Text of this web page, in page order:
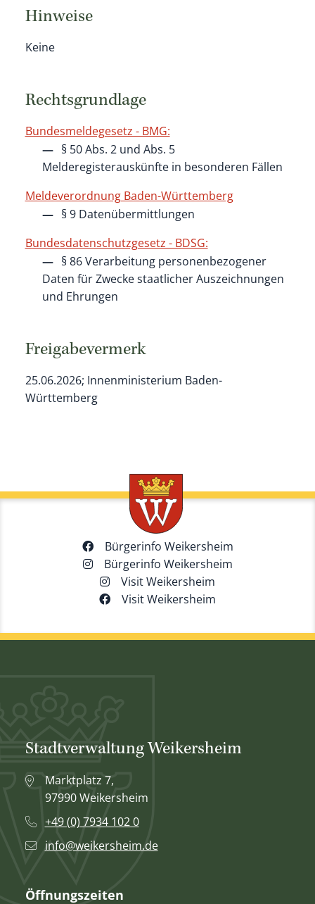
Hinweise
Keine
Rechtsgrundlage
Bundesmeldegesetz - BMG:
§ 50 Abs. 2 und Abs. 5
Melderegisterauskünfte in besonderen Fällen
Meldeverordnung Baden-Württemberg
§ 9Datenübermittlungen
Bundesdatenschutzgesetz - BDSG:
§ 86 Verarbeitung personenbezogener
Daten für Zwecke staatlicher Auszeichnungen
und Ehrungen
Freigabevermerk
25.06.2026; Innenministerium Baden-
Württemberg
Bürgerinfo Weikersheim
Bürgerinfo Weikersheim
Visit Weikersheim
Visit Weikersheim
Stadtverwaltung Weikersheim
Marktplatz 7,
97990 Weikersheim
+49 (0) 7934 102 0
info@weikersheim.de
Öffnungszeiten